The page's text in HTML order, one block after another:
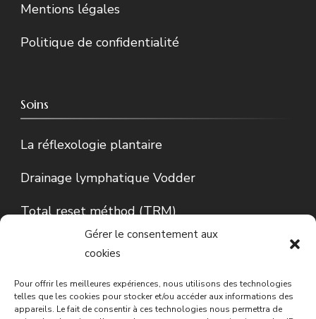
Gérer le consentement aux
cookies
Pour offrir les meilleures expériences, nous utilisons des technologies
telles que les cookies pour stocker et/ou accéder aux informations des
appareils. Le fait de consentir à ces technologies nous permettra de
Mentions légales
Politique de confidentialité
Soins
La réflexologie plantaire
Drainage lymphatique Vodder
Total reset méthod (TRM)
Conseils en phytothérapie